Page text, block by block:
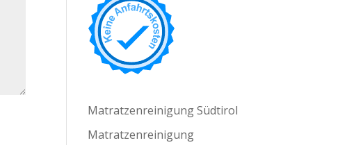
Matratzenreinigung Südtirol
Matratzenreinigung